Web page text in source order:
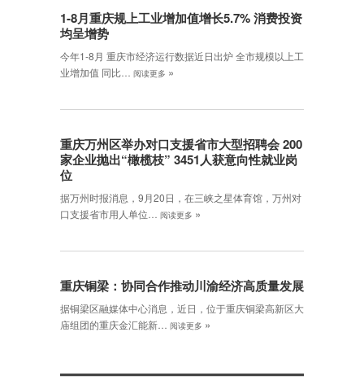
1-8月重庆规上工业增加值增长5.7% 消费投资
均呈增势
今年1-8月 重庆市经济运行数据近日出炉 全市规模以上工
业增加值 同比…
阅读更多 »
重庆万州区举办对口支援省市大型招聘会 200
家企业抛出“橄榄枝” 3451人获意向性就业岗
位
据万州时报消息，9月20日，在三峡之星体育馆，万州对
口支援省市用人单位…
阅读更多 »
重庆铜梁：协同合作推动川渝经济高质量发展
据铜梁区融媒体中心消息，近日，位于重庆铜梁高新区大
庙组团的重庆金汇能新…
阅读更多 »